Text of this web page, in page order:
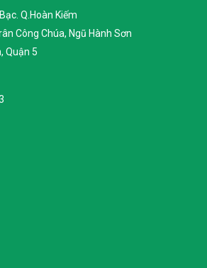
Q.Hoàn Kiếm
Công Chúa, Ngũ Hành Sơn
Quận 5